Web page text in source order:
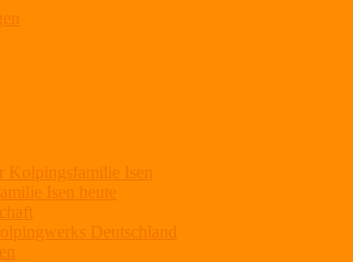
Kolpingsfamilie Isen
Isen heute
Deutschland